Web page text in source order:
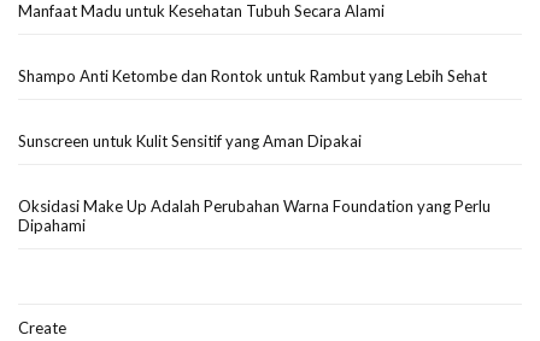
Manfaat Madu untuk Kesehatan Tubuh Secara Alami
Shampo Anti Ketombe dan Rontok untuk Rambut yang Lebih Sehat
Sunscreen untuk Kulit Sensitif yang Aman Dipakai
Oksidasi Make Up Adalah Perubahan Warna Foundation yang Perlu
Dipahami
Create